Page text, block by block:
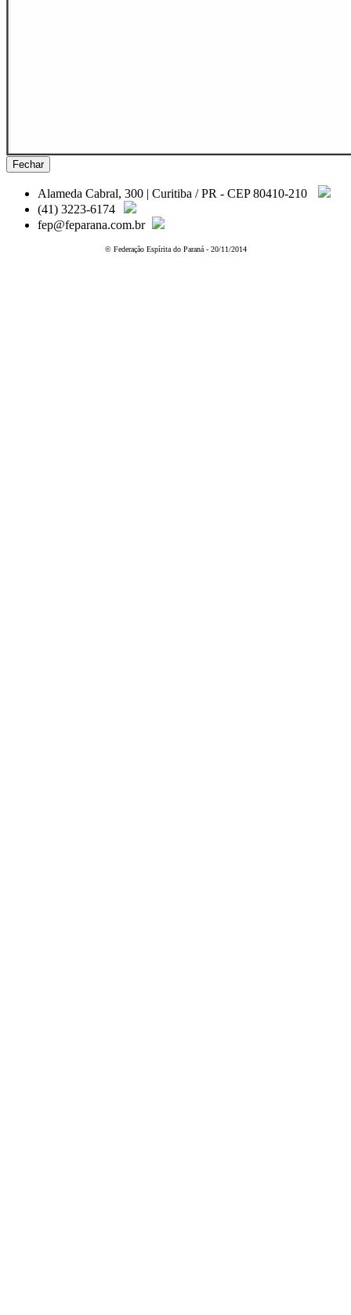
Fechar
Alameda Cabral, 300 | Curitiba / PR - CEP 80410-210
(41) 3223-6174
fep@feparana.com.br
© Federação Espírita do Paraná - 20/11/2014